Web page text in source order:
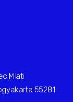
55281